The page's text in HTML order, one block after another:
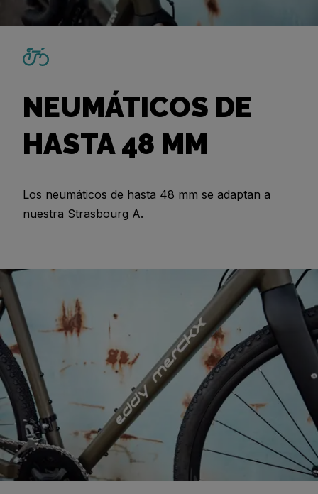
NEUMÁTICOS DE
HASTA 48 MM
Los neumáticos de hasta 48 mm se adaptan a
nuestra Strasbourg A.